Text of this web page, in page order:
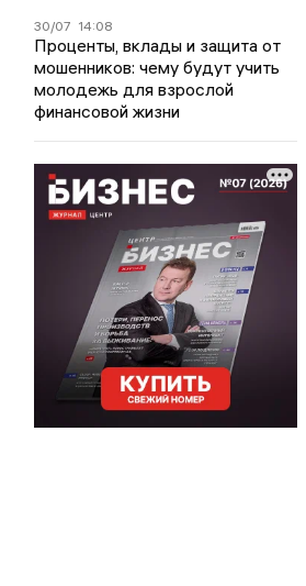
30/07 14:08
Проценты, вклады и защита от
мошенников: чему будут учить
молодежь для взрослой
финансовой жизни